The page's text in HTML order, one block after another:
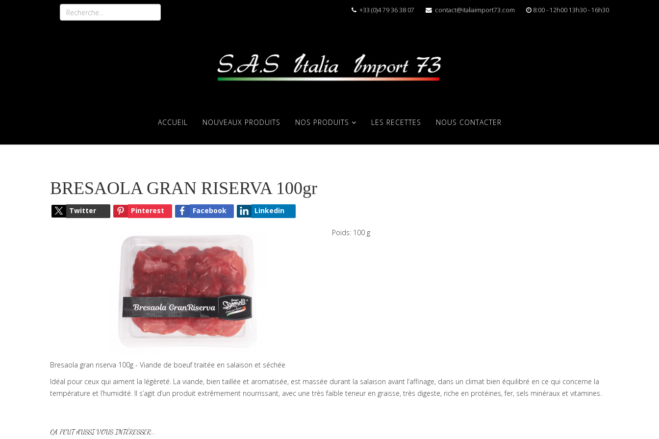
+33 (0)4 79 36 38 07 contact@italiaimport73.com 8:00 - 12h00 13h30 - 16h30
ACCUEIL NOUVEAUX PRODUITS NOS PRODUITS LES RECETTES NOUS CONTACTER
BRESAOLA GRAN RISERVA 100gr
Twitter Pinterest Facebook Linkedin
Poids: 100 g
Bresaola gran riserva 100g - Viande de boeuf traitée en salaison et séchée
Idéal pour ceux qui aiment la légèreté. La viande, bien taillée et aromatisée, est massée durant la salaison avant l’affinage, dans un climat bien équilibré en ce qui concerne la
température et l’humidité. Il s’agit d’un produit extrêmement nourrissant, avec une très faible teneur en graisse, très digeste, riche en protéines, fer, sels minéraux et vitamines.
ÇA PEUT AUSSI VOUS INTÉRESSER...